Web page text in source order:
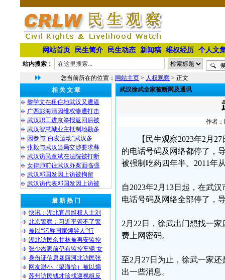
网站首页 民生简介 民生动态 新闻稿 维权经历 个人文
站内搜索：
您当前所在的位置： 网站主页 > 人权观察 > 正文
相 关 文 章
黎学文在租住地武汉又遭逼
广西彭海清因维权惨遭打击
武汉职工进京举报返回后被
武汉智慧城业主抵制地勘多
因参与“白发运动”武汉多
张毅与武汉当局交涉要求释
武汉访民童斌在法院被打断
女律师前往武汉办案面临强
武汉邓国发因上访被拘留
武汉访代表邓国发因上访被
最 新 热 门
快讯：湖北宜昌维权人士刘
北京警察：习近平管不了警
被以“污辱国家领导人”行
湖北访民余甘林被再安监控
张少杰家前仍有监控车辆 女
身份证信息暴露河北访民张
网友渺小（梁海怡）被以煽
苏州访民钱才珍找巡视组反
武汉徐武全家被断网及通讯
作者：
【民生观察2023年2月
的电话号码及网络都停了，
被强制吃药四年半。2011年
自2023年2月13日起，在武
电话号码及网络全部停了，
2月22日，徐武出门想找一
费上网密码。
至2月27日为止，徐武一家
出一些消息。